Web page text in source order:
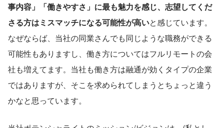
事内容」「働きやすさ」に最も魅力を感じ、志望してくだ
さる方はミスマッチになる可能性が高いと感じています。
なぜならば、当社の同業さんでも同じような職務ができる
可能性もありますし、働き方についてはフルリモートの会
社も増えてます。当社も働き方は融通が効くタイプの企業
ではありますが、そこを求められてしまうとちょっと違う
かなと思っています。